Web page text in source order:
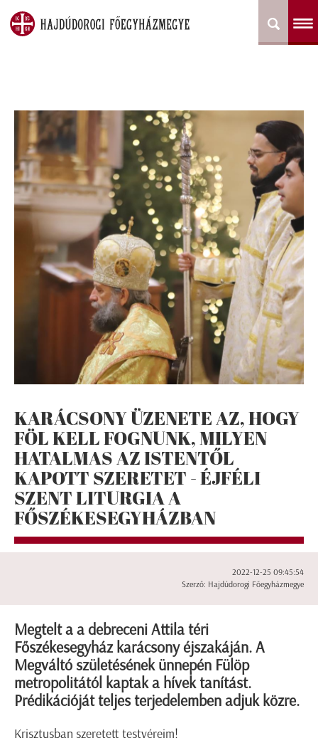
KARÁCSONY ÜZENETE AZ, HOGY
FÖL KELL FOGNUNK, MILYEN
HATALMAS AZ ISTENTŐL
KAPOTT SZERETET - ÉJFÉLI
SZENT LITURGIA A
FŐSZÉKESEGYHÁZBAN
2022-12-25 09:45:54
Szerző: Hajdúdorogi Főegyházmegye
Megtelt a a debreceni Attila téri
Főszékesegyház karácsony éjszakáján. A
Megváltó születésének ünnepén Fülöp
metropolitától kaptak a hívek tanítást.
Prédikációját teljes terjedelemben adjuk közre.
Krisztusban szeretett testvéreim!